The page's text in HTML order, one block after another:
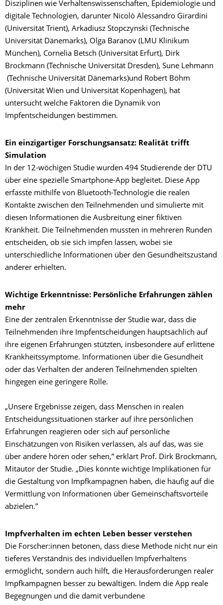
Disziplinen wie Verhaltenswissenschaften, Epidemiologie und
digitale Technologien, darunter Nicolò Alessandro Girardini
(Universität Trient), Arkadiusz Stopczynski (Technische
Universität Dänemarks), Olga Baranov (LMU Klinikum
München), Cornelia Betsch (Universität Erfurt), Dirk
Brockmann (Technische Universität Dresden), Sune Lehmann
(Technische Universität Dänemarks)und Robert Böhm
(Universität Wien und Universität Kopenhagen), hat
untersucht welche Faktoren die Dynamik von
Impfentscheidungen bestimmen.
Ein einzigartiger Forschungsansatz: Realität trifft
Simulation
In der 12-wöchigen Studie wurden 494 Studierende der DTU
über eine spezielle Smartphone-App begleitet. Diese App
erfasste mithilfe von Bluetooth-Technologie die realen
Kontakte zwischen den Teilnehmenden und simulierte mit
diesen Informationen die Ausbreitung einer fiktiven
Krankheit. Die Teilnehmenden mussten in mehreren Runden
entscheiden, ob sie sich impfen lassen, wobei sie
unterschiedliche Informationen über den Gesundheitszustand
anderer erhielten.
Wichtige Erkenntnisse: Persönliche Erfahrungen zählen
mehr
Eine der zentralen Erkenntnisse der Studie war, dass die
Teilnehmenden ihre Impfentscheidungen hauptsächlich auf
ihre eigenen Erfahrungen stützten, insbesondere auf erlittene
Krankheitssymptome. Informationen über die Gesundheit
oder das Verhalten der anderen Teilnehmenden spielten
hingegen eine geringere Rolle.
„Unsere Ergebnisse zeigen, dass Menschen in realen
Entscheidungssituationen stärker auf ihre persönlichen
Erfahrungen reagieren oder sich auf persönliche
Einschätzungen von Risiken verlassen, als auf das, was sie
über andere hören oder sehen,” erklärt Prof. Dirk Brockmann,
Mitautor der Studie. „Dies könnte wichtige Implikationen für
die Gestaltung von Impfkampagnen haben, die häufig auf die
Vermittlung von Informationen über Gemeinschaftsvorteile
abzielen.”
Impfverhalten im echten Leben besser verstehen
Die Forscher:innen betonen, dass diese Methode nicht nur ein
tieferes Verständnis des individuellen Impfverhaltens
ermöglicht, sondern auch hilft, die Herausforderungen realer
Impfkampagnen besser zu bewältigen. Indem die App reale
Begegnungen und die damit verbundene